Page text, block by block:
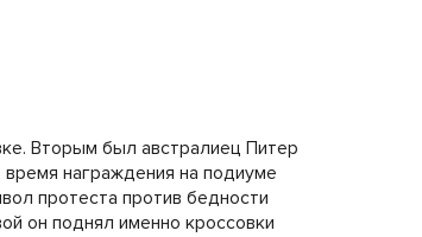
Вторым был австралиец Питер
награждения на подиуме
протеста против бедности
он поднял именно кроссовки